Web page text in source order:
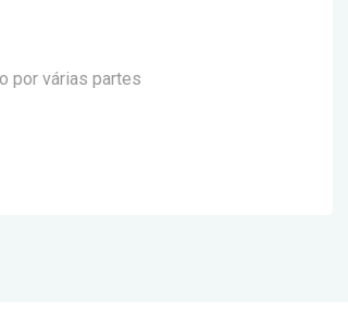
por várias partes